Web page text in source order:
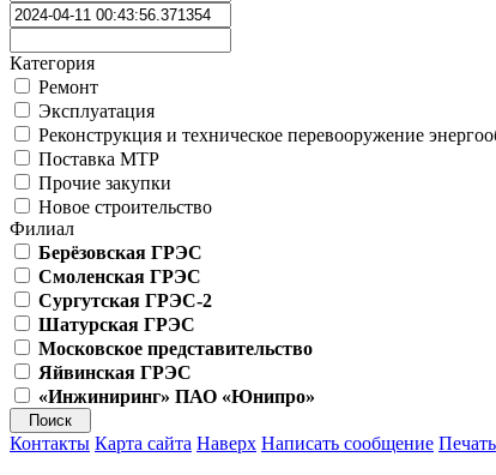
Категория
Ремонт
Эксплуатация
Реконструкция и техническое перевооружение
Поставка МТР
Прочие закупки
Новое строительство
Филиал
Берёзовская ГРЭС
Смоленская ГРЭС
Сургутская ГРЭС-2
Шатурская ГРЭС
Московское представительство
Яйвинская ГРЭС
«Инжиниринг» ПАО «Юнипро»
Контакты Карта сайта Наверх Написать сообщение Печать